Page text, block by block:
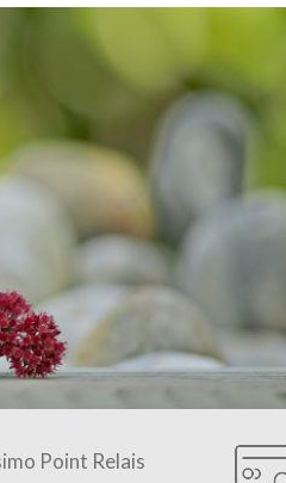
Point Relais